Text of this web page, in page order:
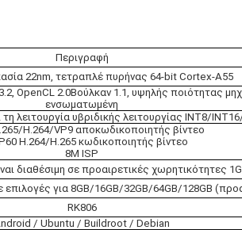
Περιγραφή
22nm, τετραπλέ πυρήνας 64-bit Cortex-A55
OpenCL 2.0Βούλκαν 1.1, υψηλής ποιότητας
ενσωματωμένη
λειτουργία υβριδικής λειτουργίας INT8/
H.264/VP9 αποκωδικοποιητής βίντεο
H.264/H.265 κωδικοποιητής βίντεο
8M ISP
διαθέσιμη σε προαιρετικές χωρητικότητες
για 8GB/16GB/32GB/64GB/128GB
RK806
/ Ubuntu / Buildroot / Debian